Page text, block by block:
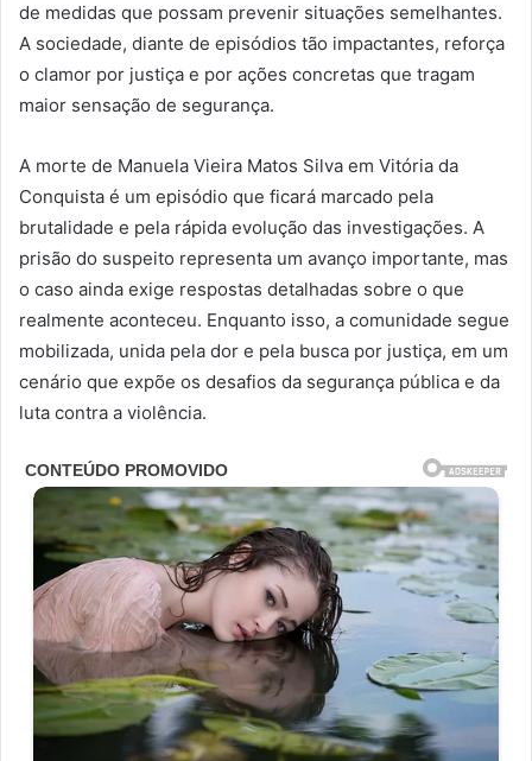
de medidas que possam prevenir situações semelhantes.
A sociedade, diante de episódios tão impactantes, reforça
o clamor por justiça e por ações concretas que tragam
maior sensação de segurança.
A morte de Manuela Vieira Matos Silva em Vitória da
Conquista é um episódio que ficará marcado pela
brutalidade e pela rápida evolução das investigações. A
prisão do suspeito representa um avanço importante, mas
o caso ainda exige respostas detalhadas sobre o que
realmente aconteceu. Enquanto isso, a comunidade segue
mobilizada, unida pela dor e pela busca por justiça, em um
cenário que expõe os desafios da segurança pública e da
luta contra a violência.